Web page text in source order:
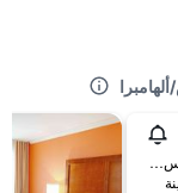
995 North Broadway, لوس أنجلوس, CA, الولايات المتحدة الأميريكية